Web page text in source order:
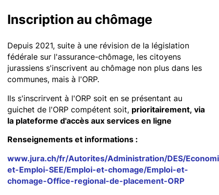
Inscription au chômage
Depuis 2021, suite à une révision de la législation
fédérale sur l'assurance-chômage, les citoyens
jurassiens s'inscrivent au chômage non plus dans les
communes, mais à l'ORP.
Ils s'inscrirvent à l'ORP soit en se présentant au
guichet de l'ORP compétent soit, prioritairement, via
la plateforme d'accès aux services en ligne
Renseignements et informations :
www.jura.ch/fr/Autorites/Administration/DES/
et-Emploi-SEE/Emploi-et-chomage/Emploi-et-
chomage-Office-regional-de-placement-ORP